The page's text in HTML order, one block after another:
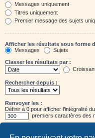
Messages uniquement
Titres uniquement
Premier message des sujets
Afficher les résultats sous forme
Messages
Sujets
Classer les résultats par :
Rechercher depuis :
Renvoyer les :
Définir à 0 pour afficher l’intégralité
premiers caractères des